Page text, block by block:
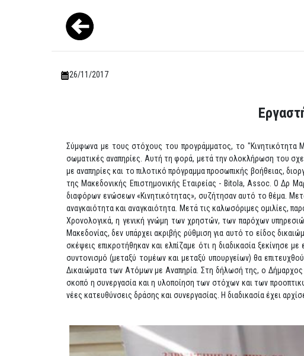
26/11/2017
Σύμφωνα με τους στόχους του προγράμματος, το "Κινητικότητα
σωματικές αναπηρίες. Αυτή τη φορά, μετά την ολοκλήρωση του
με αναπηρίες και το πιλοτικό πρόγραμμα προσωπικής βοήθειας,
της Μακεδονικής Επιστημονικής Εταιρείας - Bitola, Assoc. Ο Δρ
διαφόρων ενώσεων «Κινητικότητας», συζήτησαν αυτό το θέμα.
αναγκαιότητα και αναγκαιότητα. Μετά τις καλωσόριμες ομιλίες,
Χρονολογικά, η γενική γνώμη των χρηστών, των παρόχων
Μακεδονίας, δεν υπάρχει ακριβής ρύθμιση για αυτό το είδος
σκέψεις επικροτήθηκαν και ελπίζαμε ότι η διαδικασία
συντονισμό (μεταξύ τομέων και μεταξύ υπουργείων) θα
Δικαιώματα των Ατόμων με Αναπηρία. Στη δήλωσή της, ο Δήμαρχος
σκοπό η συνεργασία και η υλοποίηση των στόχων και των
νέες κατευθύνσεις δράσης και συνεργασίας. Η διαδικασία έχει